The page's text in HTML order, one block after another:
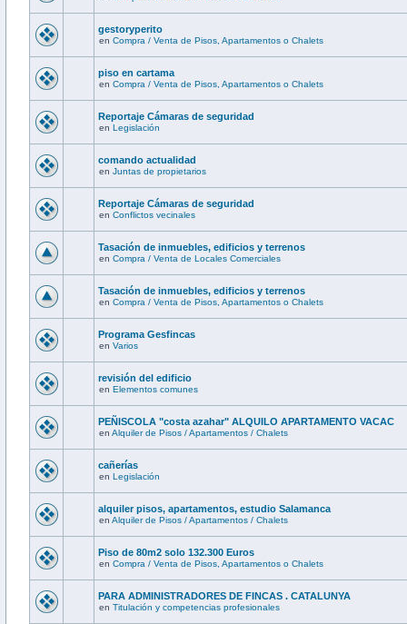
gestoryperito
en Compra / Venta de Pisos, Apartamentos o Chalets
piso en cartama
en Compra / Venta de Pisos, Apartamentos o Chalets
Reportaje Cámaras de seguridad
en Legislación
comando actualidad
en Juntas de propietarios
Reportaje Cámaras de seguridad
en Conflictos vecinales
Tasación de inmuebles, edificios y terrenos
en Compra / Venta de Locales Comerciales
Tasación de inmuebles, edificios y terrenos
en Compra / Venta de Pisos, Apartamentos o Chalets
Programa Gesfincas
en Varios
revisión del edificio
en Elementos comunes
PEÑISCOLA "costa azahar" ALQUILO APARTAMENTO VACAC
en Alquiler de Pisos / Apartamentos / Chalets
cañerías
en Legislación
alquiler pisos, apartamentos, estudio Salamanca
en Alquiler de Pisos / Apartamentos / Chalets
Piso de 80m2 solo 132.300 Euros
en Compra / Venta de Pisos, Apartamentos o Chalets
PARA ADMINISTRADORES DE FINCAS . CATALUNYA
en Titulación y competencias profesionales